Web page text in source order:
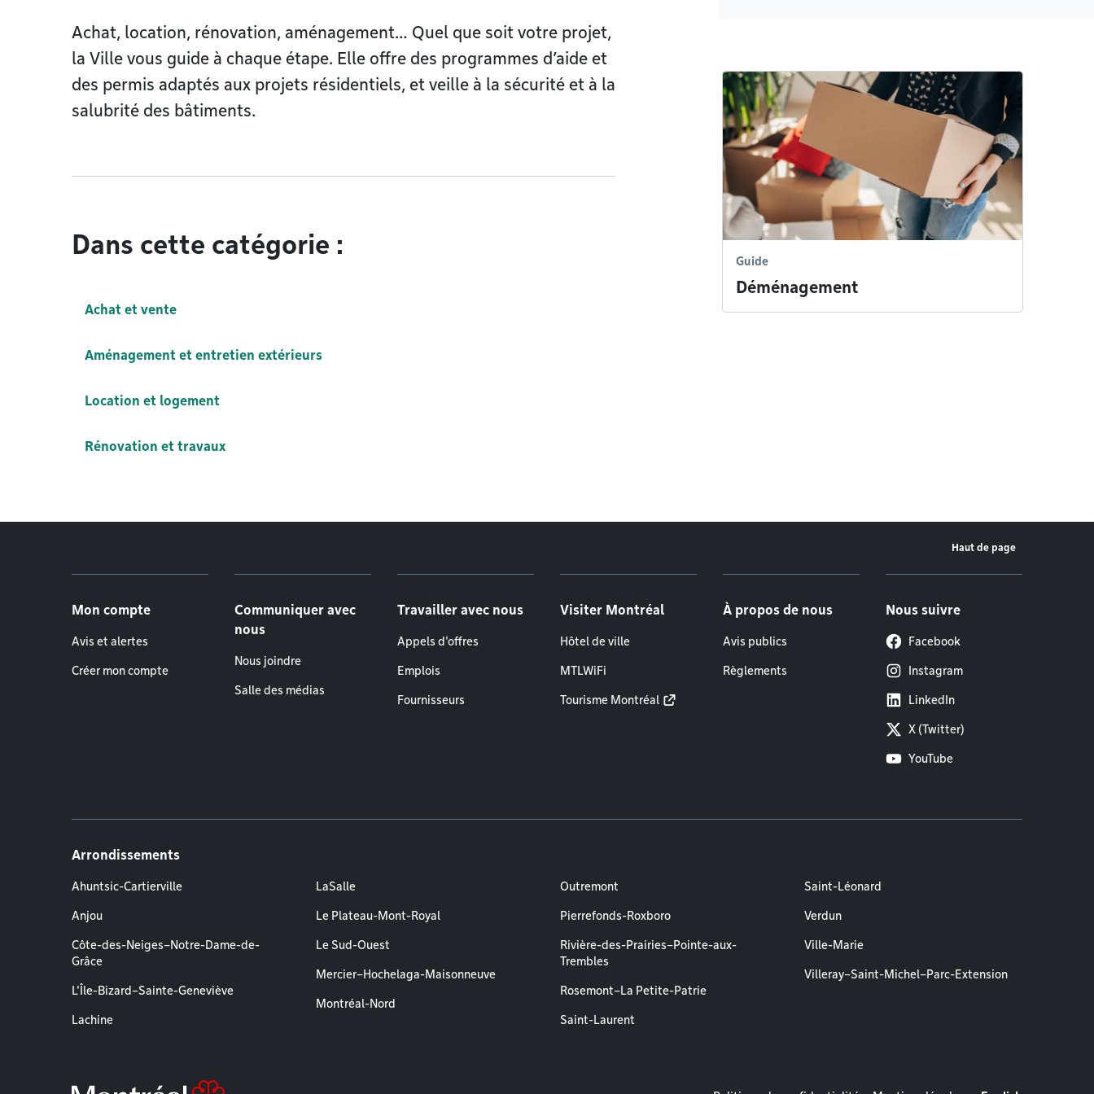
Achat, location, rénovation, aménagement… Quel que soit votre projet,
la Ville vous guide à chaque étape. Elle offre des programmes d’aide et
des permis adaptés aux projets résidentiels, et veille à la sécurité et à la
salubrité des bâtiments.
Dans cette catégorie :
Achat et vente
Aménagement et entretien extérieurs
Location et logement
Rénovation et travaux
Guide
Déménagement
Haut de page
Mon compte
Avis et alertes
Créer mon compte
Communiquer avec
nous
Nous joindre
Salle des médias
Travailler avec nous
Appels d'offres
Emplois
Fournisseurs
Visiter Montréal
Hôtel de ville
MTLWiFi
Tourisme Montréal
À propos de nous
Avis publics
Règlements
Nous suivre
Facebook
Instagram
LinkedIn
X (Twitter)
YouTube
Arrondissements
Ahuntsic-Cartierville
Anjou
Côte-des-Neiges–Notre-Dame-de-
Grâce
L'Île-Bizard–Sainte-Geneviève
Lachine
LaSalle
Le Plateau-Mont-Royal
Le Sud-Ouest
Mercier–Hochelaga-Maisonneuve
Montréal-Nord
Outremont
Pierrefonds-Roxboro
Rivière-des-Prairies–Pointe-aux-
Trembles
Rosemont–La Petite-Patrie
Saint-Laurent
Saint-Léonard
Verdun
Ville-Marie
Villeray–Saint-Michel–Parc-Extension